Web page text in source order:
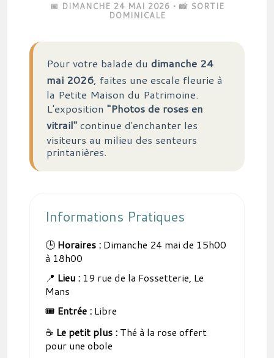
📅 DIMANCHE 24 MAI 2026 • 📸 SORTIE
DOMINICALE
Pour votre balade du dimanche 24
mai 2026, faites une escale fleurie à
la Petite Maison du Patrimoine.
L'exposition "Photos de roses en
vitrail" continue d'enchanter les
visiteurs au milieu des senteurs
printanières.
Informations Pratiques
🕒 Horaires : Dimanche 24 mai de 15h00
à 18h00
📍 Lieu : 19 rue de la Fossetterie, Le
Mans
🎟️ Entrée : Libre
☕ Le petit plus : Thé à la rose offert
pour une obole